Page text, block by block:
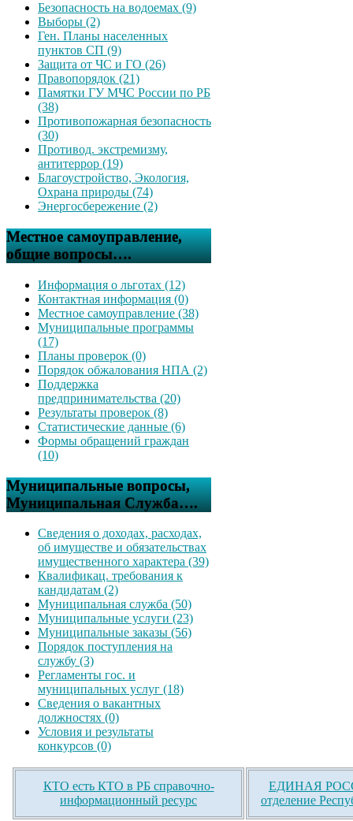
Безопасность на водоемах (9)
Выборы (2)
Ген. Планы населенных
пунктов СП (9)
Защита от ЧС и ГО (26)
Правопорядок (21)
Памятки ГУ МЧС России по РБ
(38)
Противопожарная безопасность
(30)
Противод. экстремизму,
антитеррор (19)
Благоустройство, Экология,
Охрана природы (74)
Энергосбережение (2)
Местное самоуправление,
общие вопросы….
Информация о льготах (12)
Контактная информация (0)
Местное самоуправление (38)
Муниципальные программы
(17)
Планы проверок (0)
Порядок обжалования НПА (2)
Поддержка
предпринимательства (20)
Результаты проверок (8)
Статистические данные (6)
Формы обращений граждан
(10)
Муниципальные вопросы,
Муниципальная Служба….
Сведения о доходах, расходах,
об имуществе и обязательствах
имущественного характера (39)
Квалификац. требования к
кандидатам (2)
Муниципальная служба (50)
Муниципальные услуги (23)
Муниципальные заказы (56)
Порядок поступления на
службу (3)
Регламенты гос. и
муниципальных услуг (18)
Сведения о вакантных
должностях (0)
Условия и результаты
конкурсов (0)
КТО есть КТО в РБ справочно-
информационный ресурс
ЕДИНАЯ
отделение